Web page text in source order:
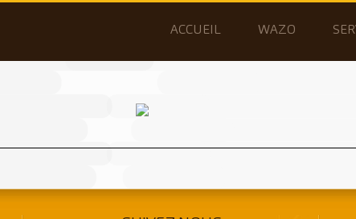
ACCUEIL WAZO